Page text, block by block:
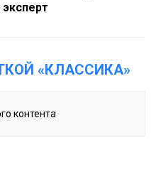
«КЛАССИКА»
контента